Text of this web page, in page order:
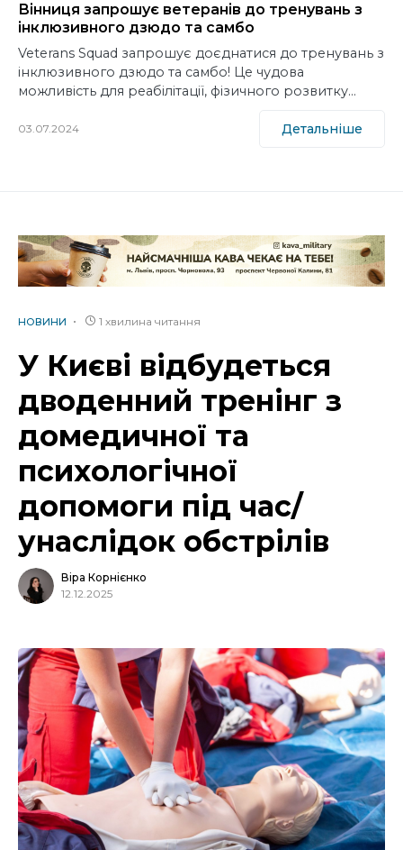
Вінниця запрошує ветеранів до тренувань з
інклюзивного дзюдо та самбо
Veterans Squad запрошує доєднатися до тренувань з
інклюзивного дзюдо та самбо! Це чудова
можливість для реабілітації, фізичного розвитку…
03.07.2024 Детальніше
НОВИНИ 1 хвилина читання
У Києві відбудеться
дводенний тренінг з
домедичної та
психологічної
допомоги під час/
унаслідок обстрілів
Віра Корнієнко
12.12.2025